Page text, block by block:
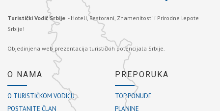
Turistički Vodič Srbije - Hoteli, Restorani, Znamenitosti i Prirodne lepote
Srbije!
Objedinjena web prezentacija turističkih potencijala Srbije.
O NAMA
O TURISTIČKOM VODIČU
POSTANITE ČLAN
PREPORUKA
TOP PONUDE
PLANINE